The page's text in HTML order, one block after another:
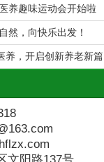
养趣味运动会开始啦
，向快乐出发！
养，开启创新养老新篇
文阳路137号